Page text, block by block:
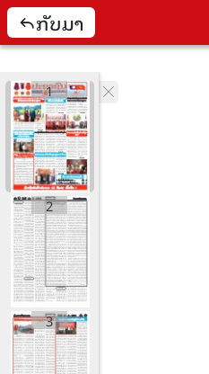
ກັບມາ
1
2
3